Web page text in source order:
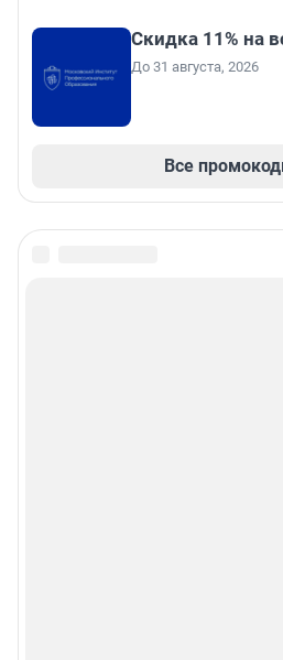
Скидка 11% на
До 31 августа, 2026
Все